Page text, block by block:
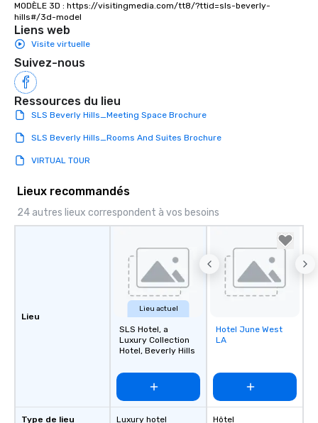
Inquire for other
MODÈLE 3D : https://visitingmedia.com/tt8/?ttid=sls-beverly-
hills#/3d-model
Liens web
Visite virtuelle
Suivez-nous
Ressources du lieu
SLS Beverly Hills_Meeting Space Brochure
SLS Beverly Hills_Rooms And Suites Brochure
VIRTUAL TOUR
Lieux recommandés
24 autres lieux correspondent à vos besoins
Lieu
Type de lieu
Lieu actuel
SLS Hotel, a
Luxury Collection
Hotel, Beverly Hills
Luxury hotel
Removed from
favorites
Hotel June West
LA
Hôtel